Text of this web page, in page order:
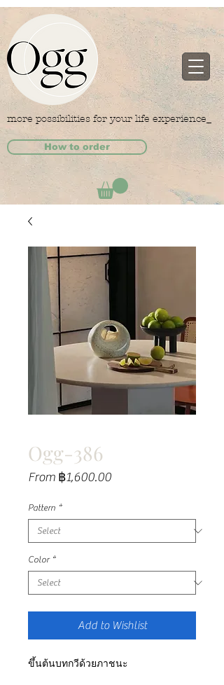
more possibilities for your life experience_
How to order
Ogg-386
From ฿1,600.00Sale
Pattern *
Color *
Add to Wishlist
ขึ้นต้นบทกวีด้วยภาชนะ